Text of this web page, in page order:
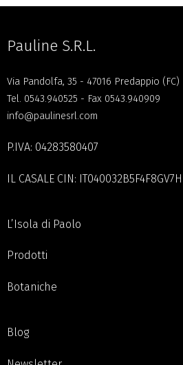
Pauline S.R.L.
Via Pandolfa, 35 - 47016 Predappio (FC)
Tel. 0543.940525 - Fax 0543.940909
info@paulinesrl.com
P.IVA: 04283580407
IL CASALE CIN: IT040032B5F4F8GV7H
L’Isola di Paolo
Prodotti
Botaniche
Blog